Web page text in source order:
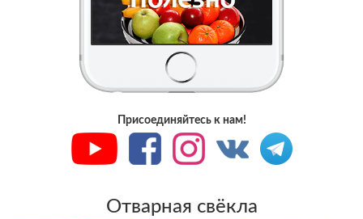
Присоединяйтесь к нам!
Отварная свёкла